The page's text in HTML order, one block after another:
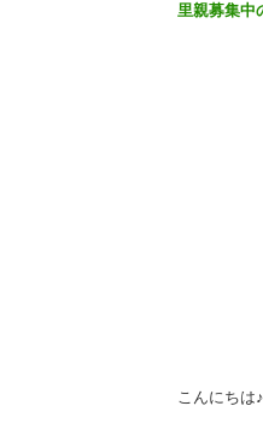
里親募集中
こんにちは♪